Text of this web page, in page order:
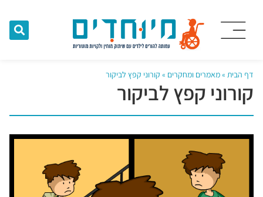
דף הבית »מאמרים ומחקרים » קורוני קפץ לביקור
קורוני קפץ לביקור